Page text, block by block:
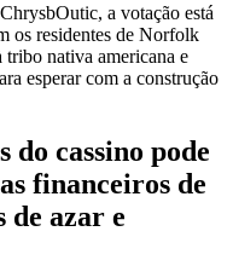
a votação está
os residentes de Norfolk
tribo nativa americana e
esperar com a construção
do cassino pode
financeiros de
de azar e